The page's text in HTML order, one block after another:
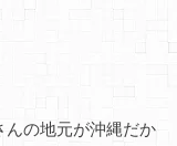
の地元が沖縄だか